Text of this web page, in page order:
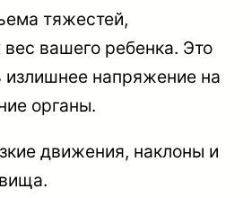
тяжестей,
вашего ребенка. Это
излишнее напряжение на
органы.
движения, наклоны и